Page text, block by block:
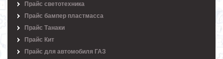
Прайс светотехника
Прайс бампер пластмасса
Прайс Танаки
Прайс Кит
Прайс для автомобиля ГАЗ